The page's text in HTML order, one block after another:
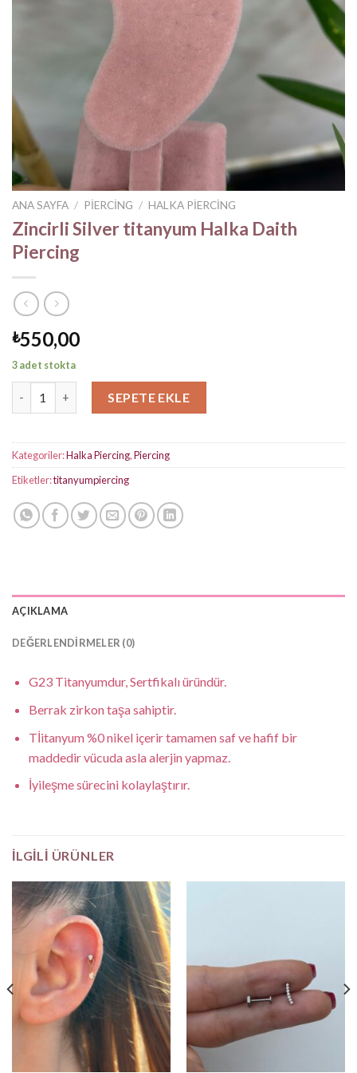
ANA SAYFA / PIERCING / HALKA PIERCING
Zincirli Silver titanyum Halka Daith
Piercing
₺550,00
3 adet stokta
SEPETE EKLE
Kategoriler:Halka Piercing,Piercing
Etiketler:titanyumpiercing
AÇIKLAMA
DEĞERLENDIRMELER (0)
G23 Titanyumdur, Sertfikalı üründür.
Berrak zirkon taşa sahiptir.
Tİitanyum %0 nikel içerir tamamen saf ve hafif bir
maddedir vücuda asla alerjin yapmaz.
İyileşme sürecini kolaylaştırır.
İLGILI ÜRÜNLER